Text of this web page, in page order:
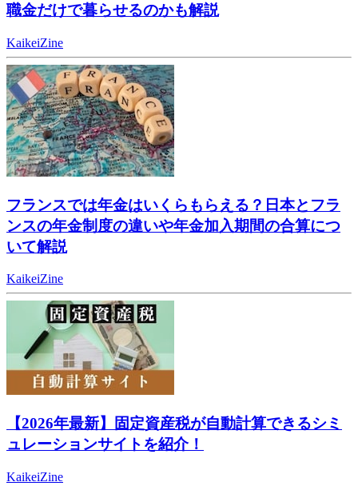
職金だけで暮らせるのかも解説
KaikeiZine
フランスでは年金はいくらもらえる？日本とフラ
ンスの年金制度の違いや年金加入期間の合算につ
いて解説
KaikeiZine
【2026年最新】固定資産税が自動計算できるシミ
ュレーションサイトを紹介！
KaikeiZine